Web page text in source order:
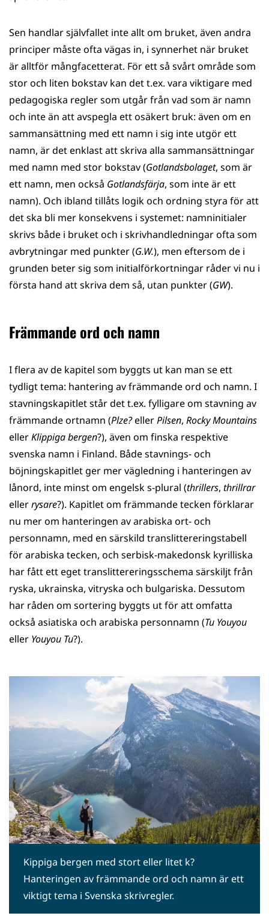
Sen handlar självfallet inte allt om bruket, även andra
principer måste ofta vägas in, i synnerhet när bruket
är alltför mångfacetterat. För ett så svårt område som
stor och liten bokstav kan det t.ex. vara viktigare med
pedagogiska regler som utgår från vad som är namn
och inte än att avspegla ett osäkert bruk: även om en
sammansättning med ett namn i sig inte utgör ett
namn, är det enklast att skriva alla sammansättningar
med namn med stor bokstav (Gotlandsbolaget, som är
ett namn, men också Gotlandsfärja, som inte är ett
namn). Och ibland tillåts logik och ordning styra för att
det ska bli mer konsekvens i systemet: namninitialer
skrivs både i bruket och i skrivhandledningar ofta som
avbrytningar med punkter (G.W.), men eftersom de i
grunden beter sig som initialförkortningar råder vi nu i
första hand att skriva dem så, utan punkter (GW).
Främmande ord och namn
I flera av de kapitel som byggts ut kan man se ett
tydligt tema: hantering av främmande ord och namn. I
stavningskapitlet står det t.ex. fylligare om stavning av
främmande ortnamn (Plze?ellerPilsen, Rocky Mountains
ellerKlippiga bergen?), även om finska respektive
svenska namn i Finland. Både stavnings- och
böjningskapitlet ger mer vägledning i hanteringen av
lånord, inte minst om engelsk s-plural (thrillers, thrillrar
ellerrysare?). Kapitlet om främmande tecken förklarar
nu mer om hanteringen av arabiska ort- och
personnamn, med en särskild translittereringstabell
för arabiska tecken, och serbisk-makedonsk kyrilliska
har fått ett eget translittereringsschema särskiljt från
ryska, ukrainska, vitryska och bulgariska. Dessutom
har råden om sortering byggts ut för att omfatta
också asiatiska och arabiska personnamn (Tu Youyou
eller Youyou Tu?).
Kippiga bergen med stort eller litet k?
Hanteringen av främmande ord och namn är ett
viktigt tema i Svenska skrivregler.